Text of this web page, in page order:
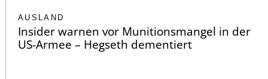
AUSLAND
Insider warnen vor Munitionsmangel in der
US-Armee – Hegseth dementiert